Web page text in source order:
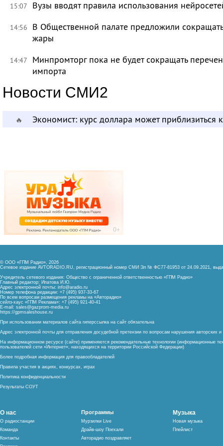
15:07 Вузы вводят правила использования
14:56
В Общественной палате предложили
жары
14:47
Минпромторг пока не будет сокращать
импорта
Новости СМИ2
🔥 Экономист: курс доллара может приблизиться
© ООО «ГПМ Радио», 2026
Сетевое издание AVTORADIO.RU, регистрационный номер СМИ Эл № ФС77-81953 от 24.09.2021,
Учредитель сетевого издания: Общество с ограниченной ответственностью «ГПМ Радио»
Главный редактор: Ипатова И.Ю.
Адрес электронной почты: info@aradio.ru
Номер телефона редакции: +7 (495) 937-33-67
По всем вопросам размещения рекламы на «Авторадио»
сейлз-хаус «ГПМ Реклама»: +7 (495) 921-40-41
E-mail: sales@gazprom-media.ru
https://gpmsaleshouse.ru
При использовании материалов сайта гиперссылка на сайт обязательна
Адрес электронной почты для отправления досудебной претензии по вопросам нарушения авторских
На информационном ресурсе (сайте) применяются рекомендательные технологии (информационные
пользователей сети «Интернет», находящихся на территории Российской Федерации)
Более подробная информация для правообладателей
Правила участия в акциях, конкурсах, играх
Политика конфиденциальности
Результаты СОУТ
О нас
О радиостанции
Команда
Контакты
Программы
Мурзилки Live
Драйв-шоу Поехали
Авторадио поздравляет
Музыка
Новая музыка
Плейлист